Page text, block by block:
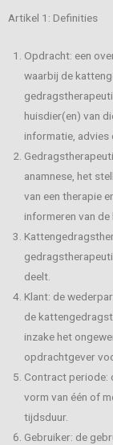
Artikel 1: Definities
Opdracht: een
waarbij de
huisdier(en) van
informatie, advies
anamnese, het
van een therapie
informeren van
deelt.
Klant: de
de
inzake het
opdrachtgever
Contract periode:
vorm van één of
tijdsduur.
Gebruiker: de